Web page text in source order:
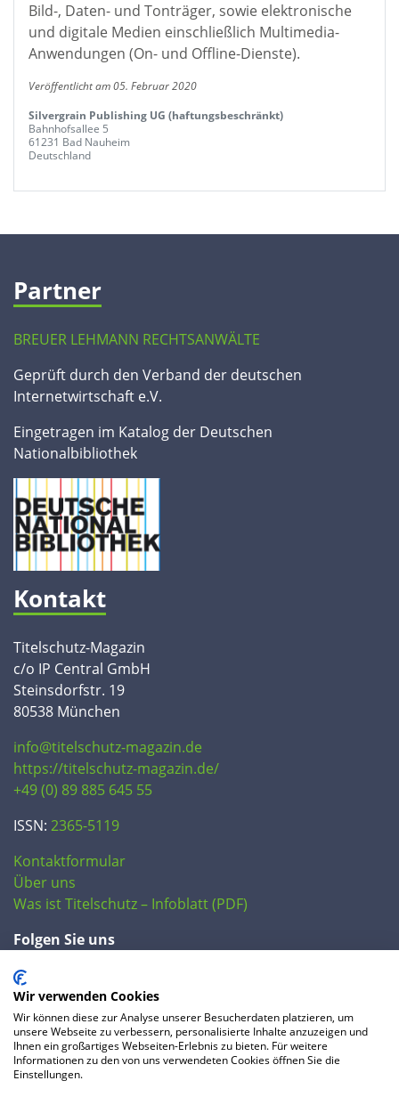
Bild-, Daten- und Tonträger, sowie elektronische
und digitale Medien einschließlich Multimedia-
Anwendungen (On- und Offline-Dienste).
Veröffentlicht am 05. Februar 2020
Silvergrain Publishing UG (haftungsbeschränkt)
Bahnhofsallee 5
61231 Bad Nauheim
Deutschland
Partner
BREUER LEHMANN RECHTSANWÄLTE
Geprüft durch den Verband der deutschen
Internetwirtschaft e.V.
Eingetragen im Katalog der Deutschen
Nationalbibliothek
Kontakt
Titelschutz-Magazin
c/o IP Central GmbH
Steinsdorfstr. 19
80538 München
info@titelschutz-magazin.de
https://titelschutz-magazin.de/
+49 (0) 89 885 645 55
ISSN: 2365-5119
Kontaktformular
Über uns
Was ist Titelschutz – Infoblatt (PDF)
Folgen Sie uns
Wir verwenden Cookies
Wir können diese zur Analyse unserer Besucherdaten platzieren, um
unsere Webseite zu verbessern, personalisierte Inhalte anzuzeigen und
Ihnen ein großartiges Webseiten-Erlebnis zu bieten. Für weitere
Informationen zu den von uns verwendeten Cookies öffnen Sie die
Einstellungen.